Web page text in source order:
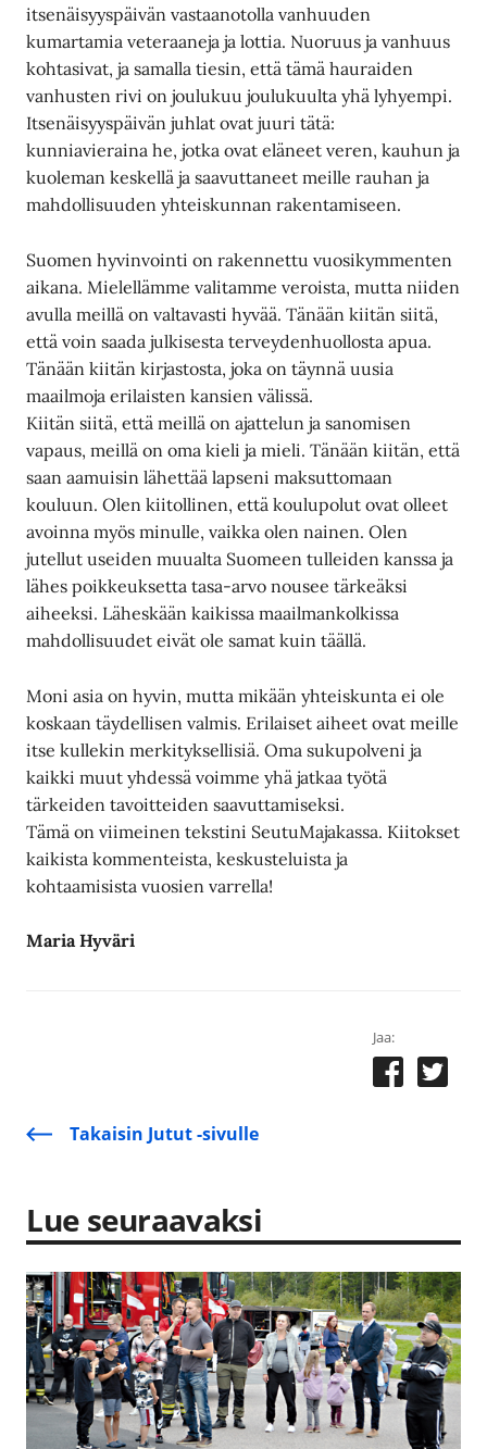
itsenäisyyspäivän vastaanotolla vanhuuden
kumartamia veteraaneja ja lottia. Nuoruus ja vanhuus
kohtasivat, ja samalla tiesin, että tämä hauraiden
vanhusten rivi on joulukuu joulukuulta yhä lyhyempi.
Itsenäisyyspäivän juhlat ovat juuri tätä:
kunniavieraina he, jotka ovat eläneet veren, kauhun ja
kuoleman keskellä ja saavuttaneet meille rauhan ja
mahdollisuuden yhteiskunnan rakentamiseen.
Suomen hyvinvointi on rakennettu vuosikymmenten
aikana. Mielellämme valitamme veroista, mutta niiden
avulla meillä on valtavasti hyvää. Tänään kiitän siitä,
että voin saada julkisesta terveydenhuollosta apua.
Tänään kiitän kirjastosta, joka on täynnä uusia
maailmoja erilaisten kansien välissä.
Kiitän siitä, että meillä on ajattelun ja sanomisen
vapaus, meillä on oma kieli ja mieli. Tänään kiitän, että
saan aamuisin lähettää lapseni maksuttomaan
kouluun. Olen kiitollinen, että koulupolut ovat olleet
avoinna myös minulle, vaikka olen nainen. Olen
jutellut useiden muualta Suomeen tulleiden kanssa ja
lähes poikkeuksetta tasa-arvo nousee tärkeäksi
aiheeksi. Läheskään kaikissa maailmankolkissa
mahdollisuudet eivät ole samat kuin täällä.
Moni asia on hyvin, mutta mikään yhteiskunta ei ole
koskaan täydellisen valmis. Erilaiset aiheet ovat meille
itse kullekin merkityksellisiä. Oma sukupolveni ja
kaikki muut yhdessä voimme yhä jatkaa työtä
tärkeiden tavoitteiden saavuttamiseksi.
Tämä on viimeinen tekstini SeutuMajakassa. Kiitokset
kaikista kommenteista, keskusteluista ja
kohtaamisista vuosien varrella!
Maria Hyväri
Jaa:
Takaisin Jutut -sivulle
Lue seuraavaksi